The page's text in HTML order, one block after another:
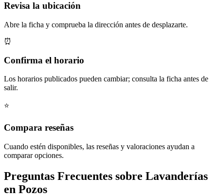
Revisa la ubicación
Abre la ficha y comprueba la dirección antes de desplazarte.
⏰
Confirma el horario
Los horarios publicados pueden cambiar; consulta la ficha antes de
salir.
⭐
Compara reseñas
Cuando estén disponibles, las reseñas y valoraciones ayudan a
comparar opciones.
Preguntas Frecuentes sobre Lavanderías
en Pozos